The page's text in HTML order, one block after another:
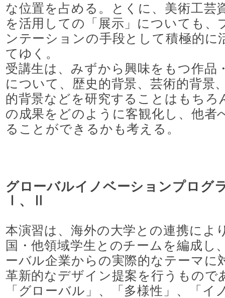
な位置を占める。とくに、美術工芸
を活用しての「展示」についても、
ンテーションの手段として積極的に
てゆく。
受講生は、みずから興味をもつ作品
について、歴史的背景、芸術的背景
的背景などを研究することはもちろ
の成果をどのように客観化し、他者
ることができるかも考える。
グローバルイノベーションプログ
Ⅰ、Ⅱ
本演習は、海外の大学との連携によ
国・他領域学生とのチームを編成し
ーバル企業からの実際的なテーマに
革新的なデザイン提案を行うもので
「グローバル」、「多様性」、「イ